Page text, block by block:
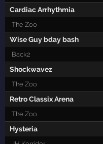
Cardiac Arrhythmia
The Zoo
Wise Guy bday bash
Back2
Shockwavez
The Zoo
Retro Classix Arena
The Zoo
Hysteria